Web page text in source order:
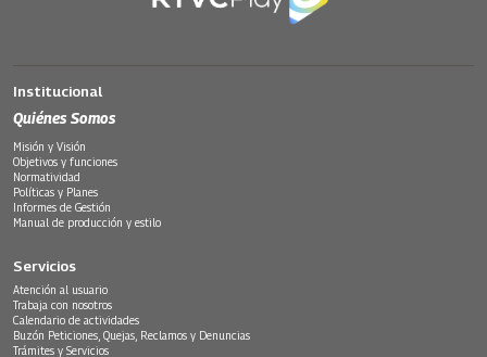
Institucional
Quiénes Somos
Misión y Visión
Objetivos y funciones
Normatividad
Políticas y Planes
Informes de Gestión
Manual de producción y estilo
Servicios
Atención al usuario
Trabaja con nosotros
Calendario de actividades
Buzón Peticiones, Quejas, Reclamos y Denuncias
Trámites y Servicios